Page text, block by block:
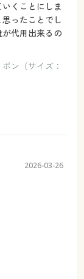
くことにしま
ったことでし
代用出来るの
ン（サイズ：
2026-03-26